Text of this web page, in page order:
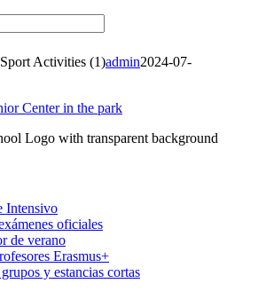
Activities (1)admin2024-07-
Intensivo
oficiales
de verano
Erasmus+
y estancias cortas